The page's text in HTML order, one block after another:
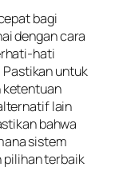
bagi
dengan cara
hati
untuk
ketentuan
lain
bahwa
sistem
pilihan terbaik